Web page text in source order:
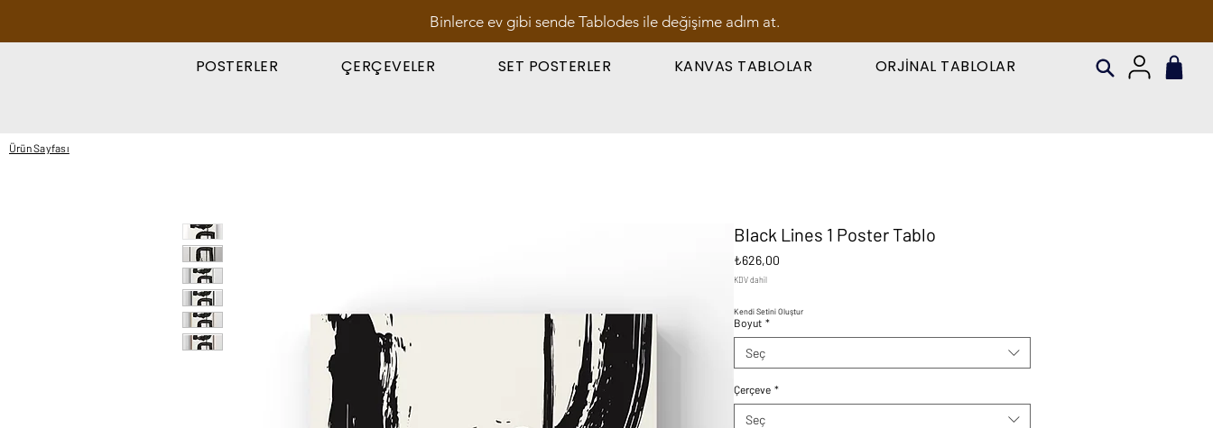
Binlerce ev gibi sende Tablodes ile değişime adım at.
POSTERLER ÇERÇEVELER SET POSTERLER KANVAS TABLOLAR ORJİNAL TABLOLAR
Ürün Sayfası
Black Lines 1 Poster Tablo
₺626,00
KDV dahil
Kendi Setini Oluştur
Boyut *
Seç
Çerçeve *
Seç